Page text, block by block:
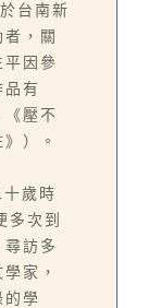
台南新
，關
平因參
有
《壓不
）。
歲時
多次到
訪多
家，
的學